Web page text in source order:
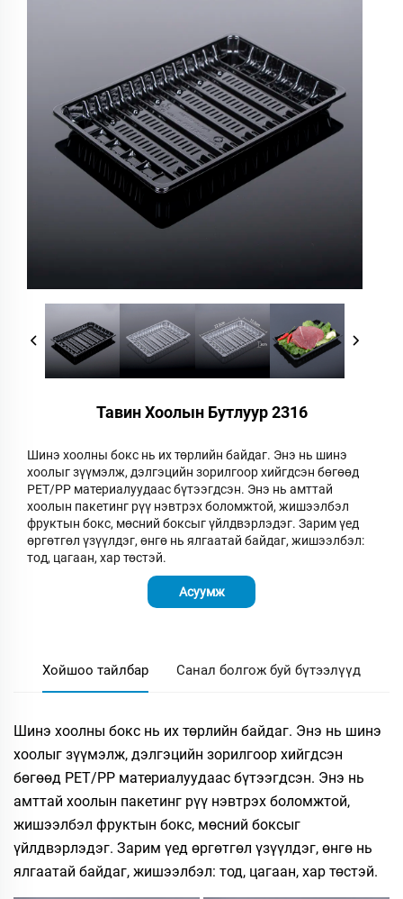
Тавин Хоолын Бутлуур 2316
Шинэ хоолны бокс нь их төрлийн байдаг. Энэ нь шинэ
хоолыг зүүмэлж, дэлгэцийн зорилгоор хийгдсэн бөгөөд
PET/PP материалуудаас бүтээгдсэн. Энэ нь амттай
хоолын пакетинг рүү нэвтрэх боломжтой, жишээлбэл
фруктын бокс, мөсний боксыг үйлдвэрлэдэг. Зарим үед
өргөтгөл үзүүлдэг, өнгө нь ялгаатай байдаг, жишээлбэл:
тод, цагаан, хар төстэй.
Асуумж
Хойшоо тайлбар Санал болгож буй бүтээлүүд
Шинэ хоолны бокс нь их төрлийн байдаг. Энэ нь шинэ
хоолыг зүүмэлж, дэлгэцийн зорилгоор хийгдсэн
бөгөөд PET/PP материалуудаас бүтээгдсэн. Энэ нь
амттай хоолын пакетинг рүү нэвтрэх боломжтой,
жишээлбэл фруктын бокс, мөсний боксыг
үйлдвэрлэдэг. Зарим үед өргөтгөл үзүүлдэг, өнгө нь
ялгаатай байдаг, жишээлбэл: тод, цагаан, хар төстэй.